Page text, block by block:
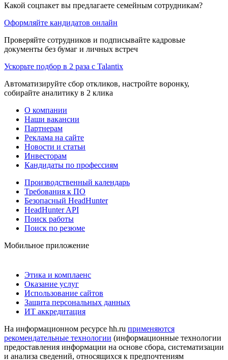
Какой соцпакет вы предлагаете семейным сотрудникам?
Оформляйте кандидатов онлайн
Проверяйте сотрудников и подписывайте кадровые
документы без бумаг и личных встреч
Ускорьте подбор в 2 раза с Talantix
Автоматизируйте сбор откликов, настройте воронку,
собирайте аналитику в 2 клика
О компании
Наши вакансии
Партнерам
Реклама на сайте
Новости и статьи
Инвесторам
Кандидаты по профессиям
Производственный календарь
Требования к ПО
Безопасный HeadHunter
HeadHunter API
Поиск работы
Поиск по резюме
Мобильное приложение
Этика и комплаенс
Оказание услуг
Использование сайтов
Защита персональных данных
ИТ аккредитация
На информационном ресурсе hh.ru применяются
рекомендательные технологии (информационные технологии
предоставления информации на основе сбора, систематизации
и анализа сведений, относящихся к предпочтениям